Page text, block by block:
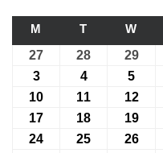
M ПОНЕДІЛОК
T ВІВТОРОК
W
27 27.07.2026
28 28.07.2026
29
303.08.2026
404.08.2026
5
10 10.08.2026
11 11.08.2026
12
17 17.08.2026
18 18.08.2026
19
24 24.08.2026
25 25.08.2026
26